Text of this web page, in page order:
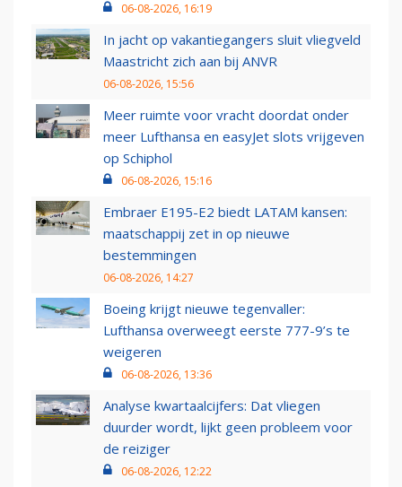
06-08-2026, 16:19
In jacht op vakantiegangers sluit vliegveld
Maastricht zich aan bij ANVR
06-08-2026, 15:56
Meer ruimte voor vracht doordat onder
meer Lufthansa en easyJet slots vrijgeven
op Schiphol
06-08-2026, 15:16
Embraer E195-E2 biedt LATAM kansen:
maatschappij zet in op nieuwe
bestemmingen
06-08-2026, 14:27
Boeing krijgt nieuwe tegenvaller:
Lufthansa overweegt eerste 777-9’s te
weigeren
06-08-2026, 13:36
Analyse kwartaalcijfers: Dat vliegen
duurder wordt, lijkt geen probleem voor
de reiziger
06-08-2026, 12:22